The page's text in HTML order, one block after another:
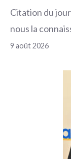
Citation du
nous la
9 août 2026